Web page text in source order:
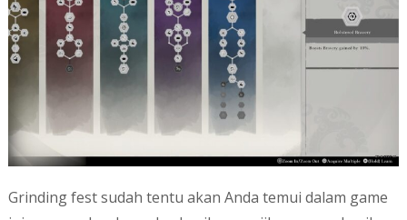
Grinding fest sudah tentu akan Anda temui dalam game